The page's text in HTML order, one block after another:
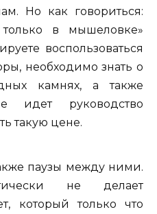
Но как говориться:
в мышеловке»
воспользоваться
необходимо знать о
камнях, а также
идет руководство
такую цене.
паузы между ними.
не делает
который только что